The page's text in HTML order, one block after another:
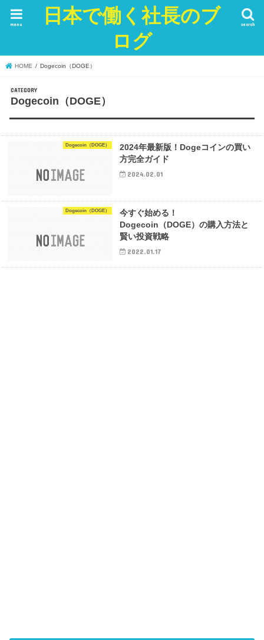
日本で働く社長のブ
ログ
search
menu
HOME Dogecoin（DOGE）
Dogecoin（DOGE）
Dogecoin（DOGE）
2024年最新版！Dogeコインの買い
方完全ガイド
2024.02.01
Dogecoin（DOGE）
今すぐ始める！
Dogecoin（DOGE）の購入方法と
賢い投資戦略
2022.01.17